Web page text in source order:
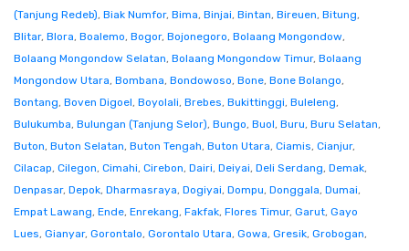
(Tanjung Redeb), Biak Numfor, Bima, Binjai, Bintan, Bireuen, Bitung,
Blitar, Blora, Boalemo, Bogor, Bojonegoro, Bolaang Mongondow,
Bolaang Mongondow Selatan, Bolaang Mongondow Timur, Bolaang
Mongondow Utara, Bombana, Bondowoso, Bone, Bone Bolango,
Bontang, Boven Digoel, Boyolali, Brebes, Bukittinggi, Buleleng,
Bulukumba, Bulungan (Tanjung Selor), Bungo, Buol, Buru, Buru Selatan,
Buton, Buton Selatan, Buton Tengah, Buton Utara, Ciamis, Cianjur,
Cilacap, Cilegon, Cimahi, Cirebon, Dairi, Deiyai, Deli Serdang, Demak,
Denpasar, Depok, Dharmasraya, Dogiyai, Dompu, Donggala, Dumai,
Empat Lawang, Ende, Enrekang, Fakfak, Flores Timur, Garut, Gayo
Lues, Gianyar, Gorontalo, Gorontalo Utara, Gowa, Gresik, Grobogan,